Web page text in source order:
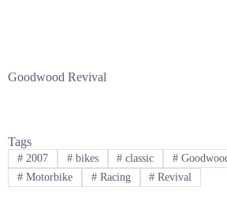
Goodwood Revival
Tags
#2007 #bikes # classic #
#Motorbike #Racing # Revival